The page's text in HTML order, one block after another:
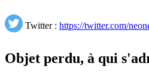
Twitter : https://twitter.com/
Objet perdu, à qui